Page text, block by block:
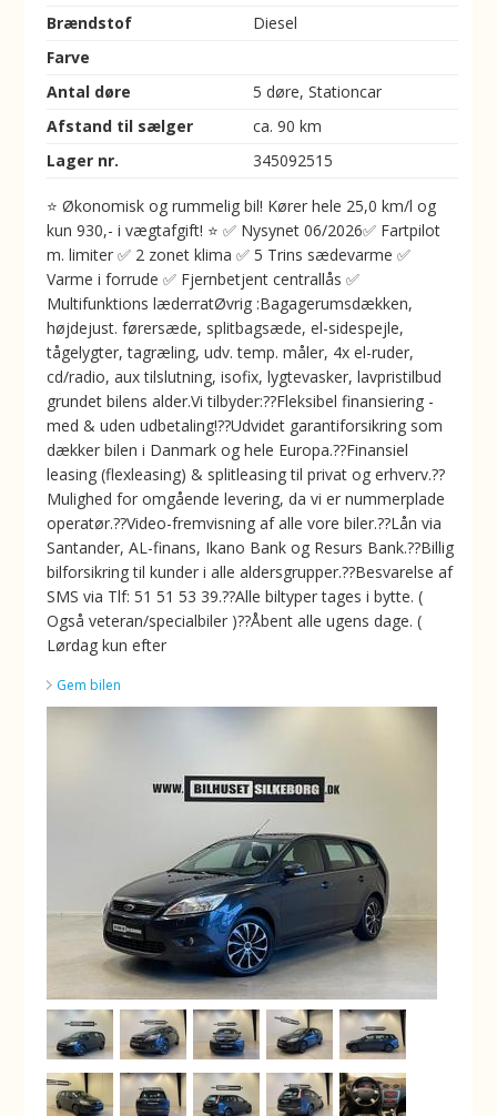
Brændstof
Diesel
Farve
Antal døre
5 døre, Stationcar
Afstand til sælger
ca. 90 km
Lager nr.
345092515
⭐ Økonomisk og rummelig bil! Kører hele 25,0 km/l og
kun 930,- i vægtafgift! ⭐ ✅ Nysynet 06/2026✅ Fartpilot
m. limiter ✅ 2 zonet klima ✅ 5 Trins sædevarme ✅
Varme i forrude ✅ Fjernbetjent centrallås ✅
Multifunktions læderratØvrig :Bagagerumsdækken,
højdejust. førersæde, splitbagsæde, el-sidespejle,
tågelygter, tagræling, udv. temp. måler, 4x el-ruder,
cd/radio, aux tilslutning, isofix, lygtevasker, lavpristilbud
grundet bilens alder.Vi tilbyder:??Fleksibel finansiering -
med & uden udbetaling!??Udvidet garantiforsikring som
dækker bilen i Danmark og hele Europa.??Finansiel
leasing (flexleasing) & splitleasing til privat og erhverv.??
Mulighed for omgående levering, da vi er nummerplade
operatør.??Video-fremvisning af alle vore biler.??Lån via
Santander, AL-finans, Ikano Bank og Resurs Bank.??Billig
bilforsikring til kunder i alle aldersgrupper.??Besvarelse af
SMS via Tlf: 51 51 53 39.??Alle biltyper tages i bytte. (
Også veteran/specialbiler )??Åbent alle ugens dage. (
Lørdag kun efter
Gem bilen